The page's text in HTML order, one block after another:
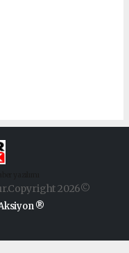
2026©
®